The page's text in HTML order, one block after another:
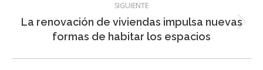
SIGUIENTE
Entrada
siguiente:
La renovación de viviendas impulsa nuevas
formas de habitar los espacios